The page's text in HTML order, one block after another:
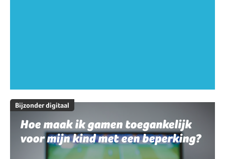
Bijzonder digitaal
Hoe maak ik gamen toegankelijk
voor mijn kind met een beperking?